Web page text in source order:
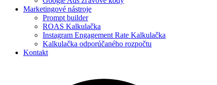
Marketingové nástroje
Prompt builder
ROAS Kalkulačka
Instagram Engagement Rate Kalkulačka
Kalkulačka odporúčaného rozpočtu
Kontakt